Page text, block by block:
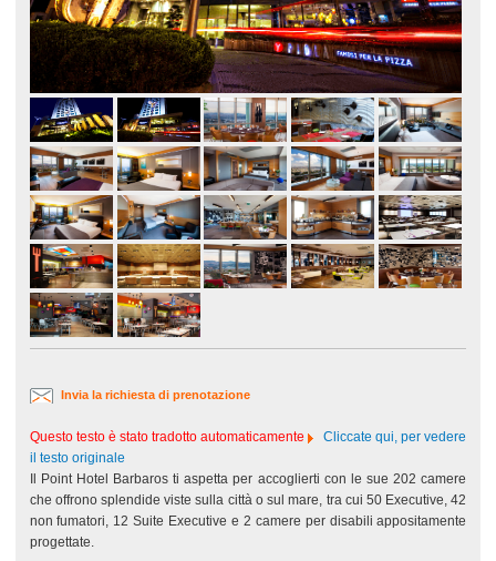
Invia la richiesta di prenotazione
Questo testo è stato tradotto automaticamente
Cliccate qui, per vedere
il testo originale
Il Point Hotel Barbaros ti aspetta per accoglierti con le sue 202 camere
che offrono splendide viste sulla città o sul mare, tra cui 50 Executive, 42
non fumatori, 12 Suite Executive e 2 camere per disabili appositamente
progettate.